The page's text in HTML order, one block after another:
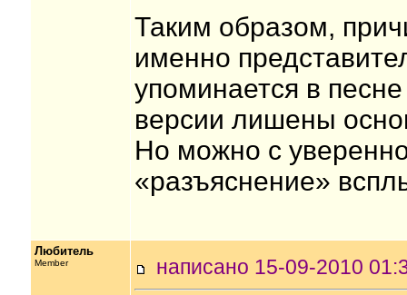
Таким образом,
именно
упоминается в
версии лишены
Но можно с
«разъяснение»
Любитель
Member написано 15-09-2010